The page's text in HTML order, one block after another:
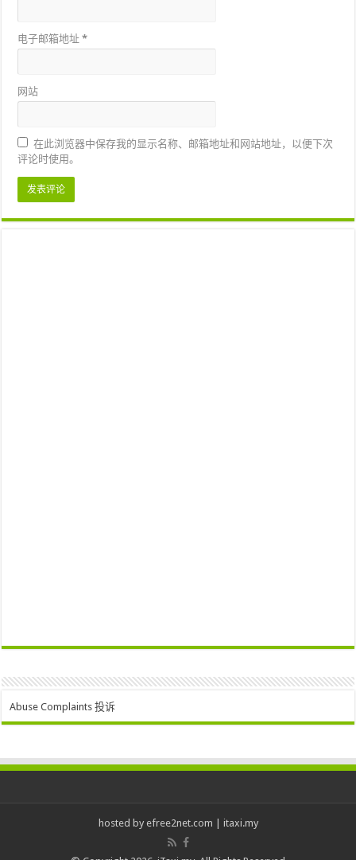
电子邮箱地址*
网站
在此浏览器中保存我的显示名称、邮箱地址和网站地址，以便下次
评论时使用。
Abuse Complaints 投诉
hosted by efree2net.com itaxi.my